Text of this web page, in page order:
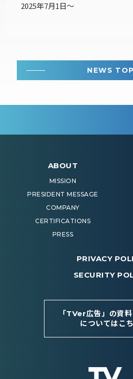
2025年7月1日～
NEWS TOP
ABOUT
MISSION
PRESIDENT MESSAGE
COMPANY
CERTIFICATIONS
PRESS
PRIVACY
SECURITY
「TVer広告」の資
についてはこ